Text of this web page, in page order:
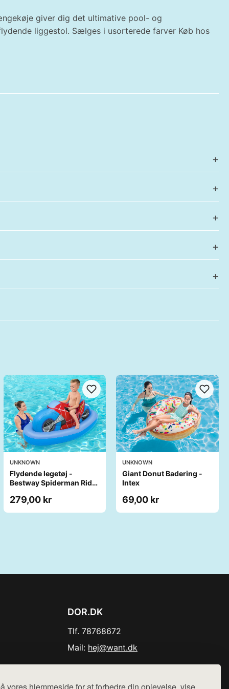
giver dig det ultimative pool- og
liggestol. Sælges i usorterede farver Køb hos
UNKNOWN
Flydende legetøj -
Bestway Spiderman Ride-
279,00 kr
UNKNOWN
Giant Donut Badering -
Intex
69,00 kr
DOR.DK
Tlf. 78768672
Mail: hej@want.dk